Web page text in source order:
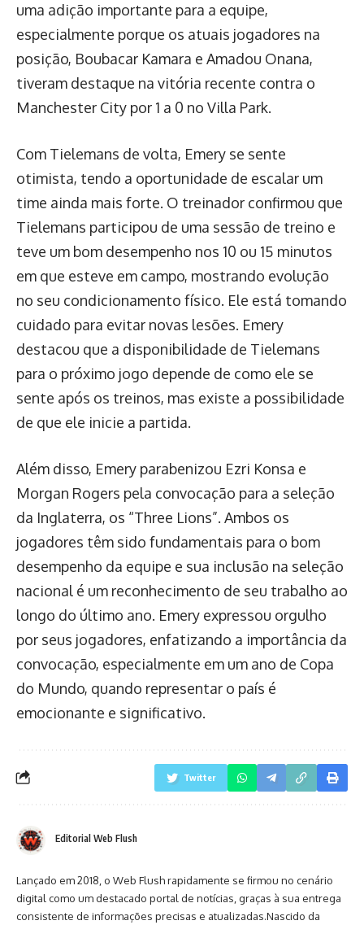
uma adição importante para a equipe,
especialmente porque os atuais jogadores na
posição, Boubacar Kamara e Amadou Onana,
tiveram destaque na vitória recente contra o
Manchester City por 1 a 0 no Villa Park.
Com Tielemans de volta, Emery se sente
otimista, tendo a oportunidade de escalar um
time ainda mais forte. O treinador confirmou que
Tielemans participou de uma sessão de treino e
teve um bom desempenho nos 10 ou 15 minutos
em que esteve em campo, mostrando evolução
no seu condicionamento físico. Ele está tomando
cuidado para evitar novas lesões. Emery
destacou que a disponibilidade de Tielemans
para o próximo jogo depende de como ele se
sente após os treinos, mas existe a possibilidade
de que ele inicie a partida.
Além disso, Emery parabenizou Ezri Konsa e
Morgan Rogers pela convocação para a seleção
da Inglaterra, os “Three Lions”. Ambos os
jogadores têm sido fundamentais para o bom
desempenho da equipe e sua inclusão na seleção
nacional é um reconhecimento de seu trabalho ao
longo do último ano. Emery expressou orgulho
por seus jogadores, enfatizando a importância da
convocação, especialmente em um ano de Copa
do Mundo, quando representar o país é
emocionante e significativo.
Twitter
Editorial Web Flush
Lançado em 2018, o Web Flush rapidamente se firmou no cenário
digital como um destacado portal de notícias, graças à sua entrega
consistente de informações precisas e atualizadas.Nascido da